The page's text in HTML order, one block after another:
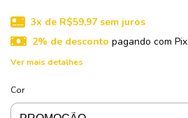
3x de R$59,97sem juros
2% de desconto pagando com Pix
Ver mais detalhes
Cor